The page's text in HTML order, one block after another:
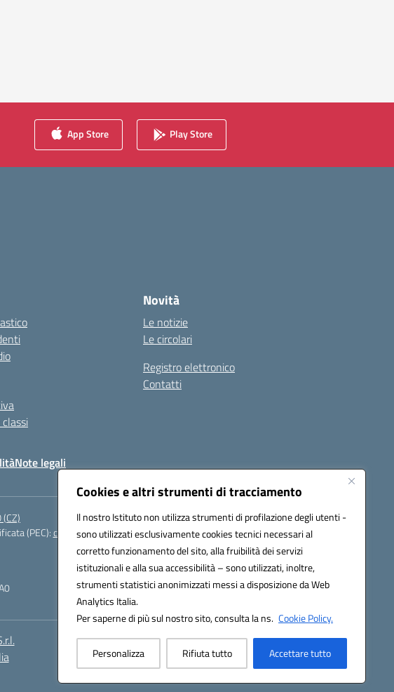
Cookies e altri strumenti di tracciamento
Il nostro Istituto non utilizza strumenti di profilazione degli utenti -
sono utilizzati esclusivamente cookies tecnici necessari al
corretto funzionamento del sito, alla fruibilità dei servizi
istituzionali e alla sua accessibilità – sono utilizzati, inoltre,
strumenti statistici anonimizzati messi a disposizione da Web
Analytics Italia.
Per saperne di più sul nostro sito, consulta la ns. Cookie Policy.
Personalizza Rifiuta tutto Accettare tutto
App Store Play Store
Novità
Le notizie
Le circolari
Registro elettronico
Contatti
Note legali
(PEC):czic869004@pec.istruzione.it